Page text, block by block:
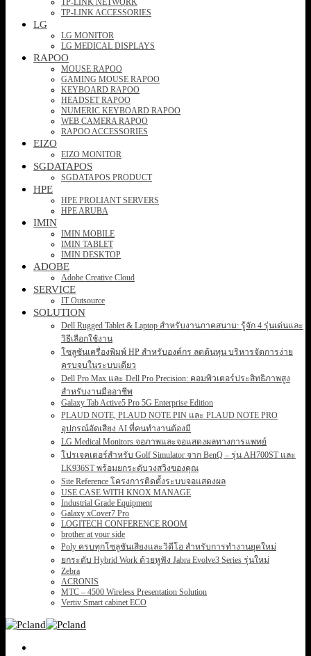
TP-LINK ACCESSORIES
LG
LG MONITOR
LG MEDICAL DISPLAYS
RAPOO
MOUSE RAPOO
GAMING MOUSE RAPOO
KEYBOARD RAPOO
HEADSET RAPOO
NUMERIC KEYBOARD RAPOO
WEB CAMERA RAPOO
RAPOO ACCESSORIES
EIZO
EIZO MONITOR
SGDATAPOS
SGDATAPOS PRODUCT
HPE
HPE PROLIANT SERVERS
HPE ARUBA
IMIN
IMIN MOBILE
IMIN TABLET
IMIN DESKTOP
ADOBE
Adobe Creative Cloud
SERVICE
IT Outsource
SOLUTION
Dell Rugged Tablet & Laptop สำหรับงานภาคสนาม: รู้จัก 4 รุ่นเด่นและ
วิธีเลือกใช้งาน
โซลูชันเครื่องพิมพ์ HP สำหรับองค์กร ลดต้นทุน บริหารจัดการง่าย
ครบจบในระบบเดียว
Dell Pro Max และ Dell Pro Precision: คอมพิวเตอร์ประสิทธิภาพสูง
สำหรับงานมืออาชีพ
Galaxy Tab Active5 Pro 5G Enterprise Edition
PLAUD NOTE, PLAUD NOTE PIN และ PLAUD NOTE PRO
อุปกรณ์อัดเสียง AI ที่คนทำงานต้องมี
LG Medical Monitors จอภาพและจอแสดงผลทางการแพทย์
โปรเจคเตอร์สำหรับ Golf Simulator จาก BenQ – รุ่น AH700ST และ
LK936ST พร้อมยกระดับวงสวิงของคุณ
Site Reference โครงการติดตั้งระบบจอแสดงผล
USE CASE WITH KNOX MANAGE
Industrial Grade Equipment
Galaxy xCover7 Pro
LOGITECH CONFERENCE ROOM
brother at your side
Poly ครบทุกโซลูชันเสียงและวิดีโอ สำหรับการทำงานยุคใหม่
ยกระดับ Hybrid Work ด้วยหูฟัง Jabra Evolve3 Series รุ่นใหม่
Zebra
ACRONIS
MTC – 4500 Wireless Presentation Solution
Vertiv Smart cabinet ECO